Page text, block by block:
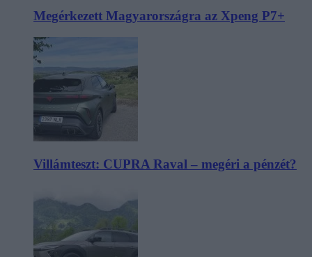
Megérkezett Magyarországra az Xpeng P7+
Villámteszt: CUPRA Raval – megéri a pénzét?